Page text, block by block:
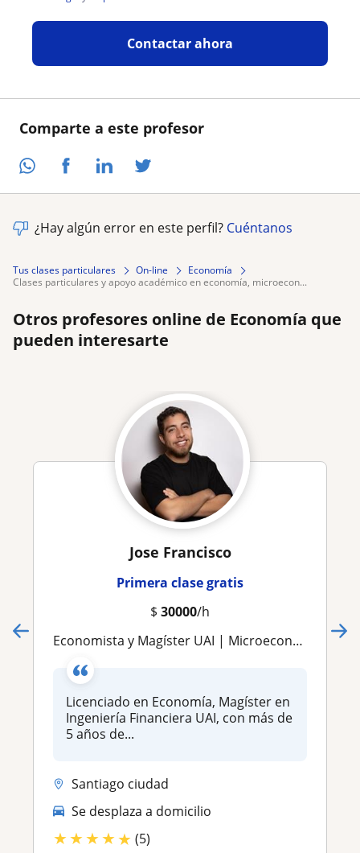
Comparte a este profesor
Contactar ahora
¿Hay algún error en este perfil? Cuéntanos
Tus clases particulares On-line
Economía
clases particulares y apoyo académico en economía, microecon...
Otros profesores online de Economía que
pueden interesarte
Jose Francisco
Primera clase gratis
$ 30000/h
Economista y Magíster UAI | Microeconomía, Macroeconomía, Econometría y Cálculo Financiero
Licenciado en Economía, Magíster en
Ingeniería Financiera UAI, con más de
5 años de...
Santiago ciudad
Se desplaza a domicilio
★★★★★ (5)